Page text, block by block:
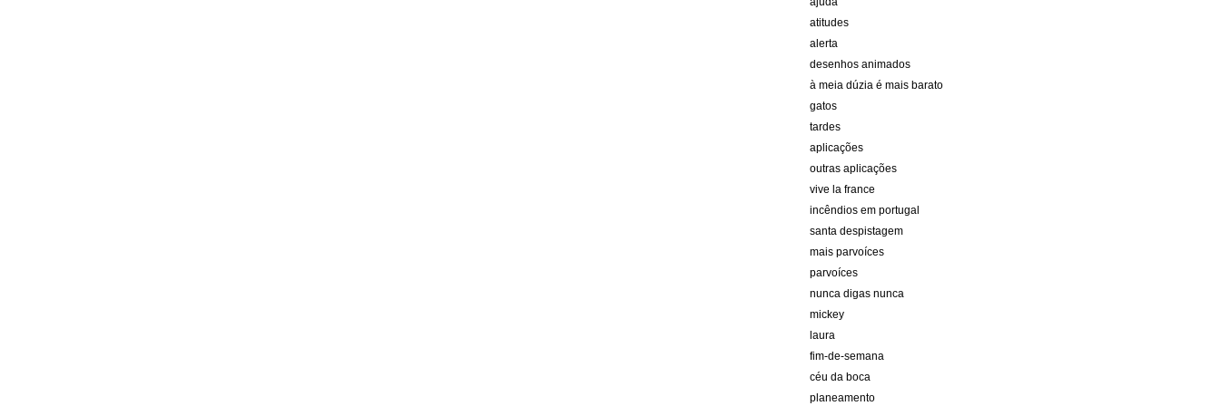
atitudes
alerta
desenhos animados
à meia dúzia é mais barato
gatos
tardes
aplicações
outras aplicações
vive la france
incêndios em portugal
santa despistagem
mais parvoíces
parvoíces
nunca digas nunca
mickey
laura
fim-de-semana
céu da boca
planeamento